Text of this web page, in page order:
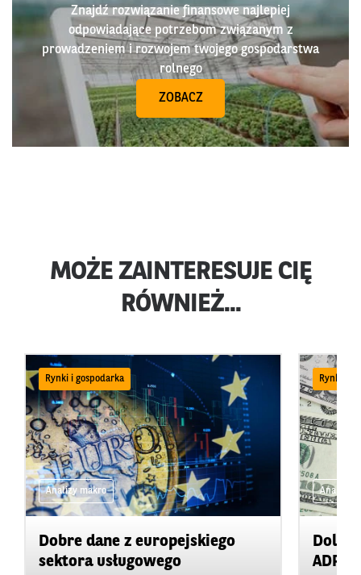
Znajdź rozwiązanie finansowe najlepiej
odpowiadające potrzebom związanym z
prowadzeniem i rozwojem twojego gospodarstwa
rolnego
ZOBACZ
MOŻE ZAINTERESUJE CIĘ
RÓWNIEŻ...
Rynki i gospodarka
Analizy makro
Dobre dane z europejskiego
sektora usługowego
Rynki i
Analizy
Dolar
ADP